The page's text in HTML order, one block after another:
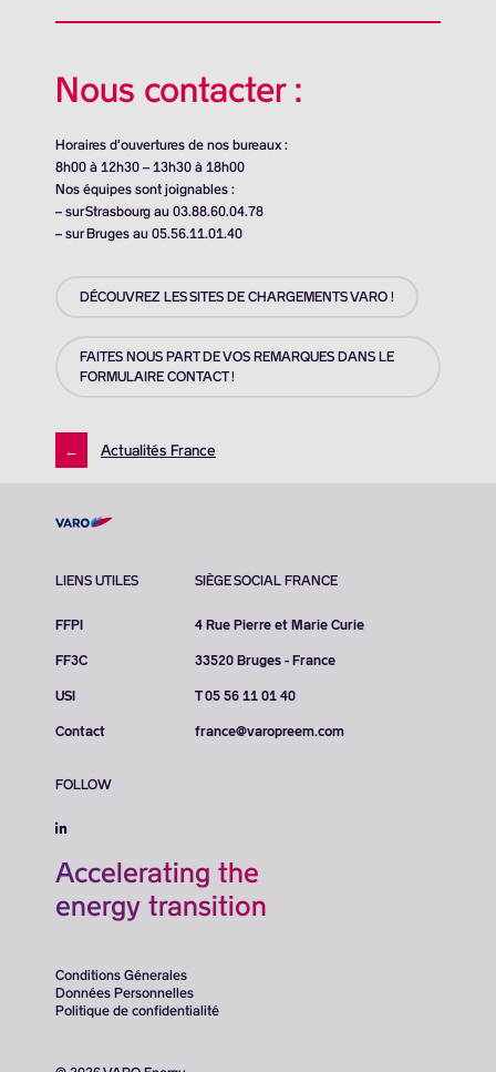
Nous contacter :
Horaires d’ouvertures de nos bureaux :
8h00 à 12h30 – 13h30 à 18h00
Nos équipes sont joignables :
– sur Strasbourg au 03.88.60.04.78
– sur Bruges au 05.56.11.01.40
DÉCOUVREZ LES SITES DE CHARGEMENTS VARO !
FAITES NOUS PART DE VOS REMARQUES DANS LE
FORMULAIRE CONTACT !
← Actualités France
LIENS UTILES
FFPI
FF3C
USI
Contact
SIÈGE SOCIAL FRANCE
4 Rue Pierre et Marie Curie
33520 Bruges - France
T 05 56 11 01 40
france@varopreem.com
FOLLOW
Accelerating the
energy transition
Conditions Génerales
Données Personnelles
Politique de confidentialité